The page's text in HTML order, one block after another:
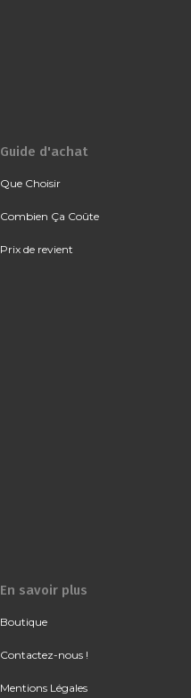
Guide d'achat
Que Choisir
Combien Ça Coûte
Prix de revient
En savoir plus
Boutique
Contactez-nous !
Mentions Légales